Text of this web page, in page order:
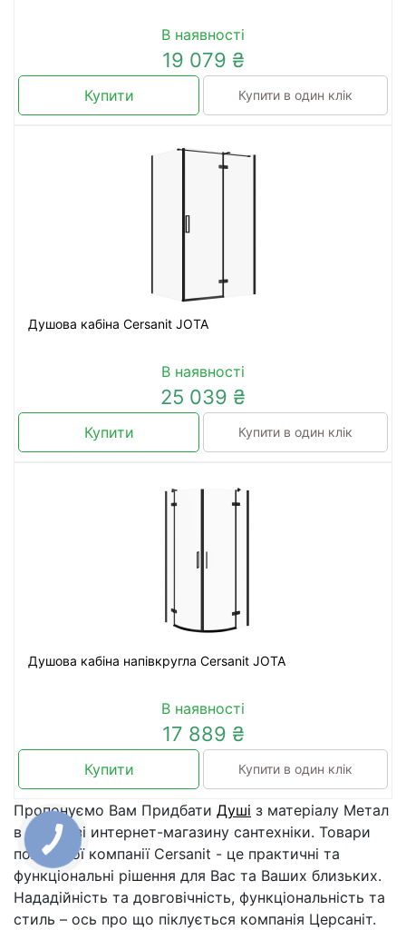
В наявності
19 079 ₴
Купити Купити в один клік
Душова кабіна Cersanit JOTA
В наявності
25 039 ₴
Купити Купити в один клік
Душова кабіна напівкругла Cersanit JOTA
В наявності
17 889 ₴
Купити Купити в один клік
Пропонуємо Вам Придбати Душі з матеріалу Метал
в каталозі интернет-магазину сантехніки. Товари
польської компанії Cersanit - це практичні та
функціональні рішення для Вас та Ваших близьких.
Нададійність та довговічність, функціональність та
стиль – ось про що піклується компанія Церсаніт.